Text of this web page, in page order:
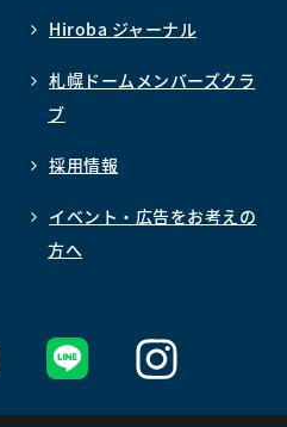
Hiroba ジャーナル
札幌ドームメンバーズクラ
ブ
採用情報
イベント・広告をお考えの
方へ